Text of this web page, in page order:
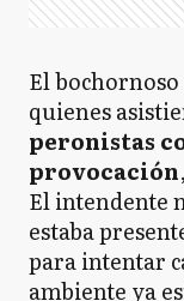
El
quienes
peronistas
provocación
El intendente
estaba
para intentar
ambiente ya